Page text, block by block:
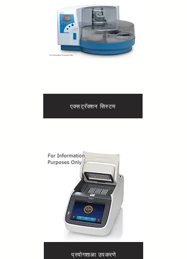
एक्सट्रॅक्शन सिस्टम
प्रयोगशाळा उपकरणे